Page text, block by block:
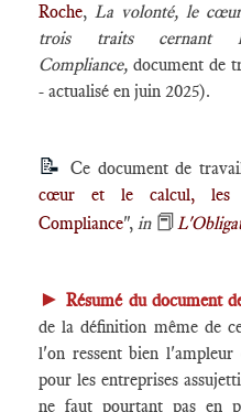
Roche, La volonté, le
trois traits cernant
Compliance, document de
- actualisé en juin 2025).
📝 Ce document de
cœur et le calcul, les
Compliance", in 📕
► Résumé du document
de la définition même de
l'on ressent bien
pour les entreprises
ne faut pourtant pas en